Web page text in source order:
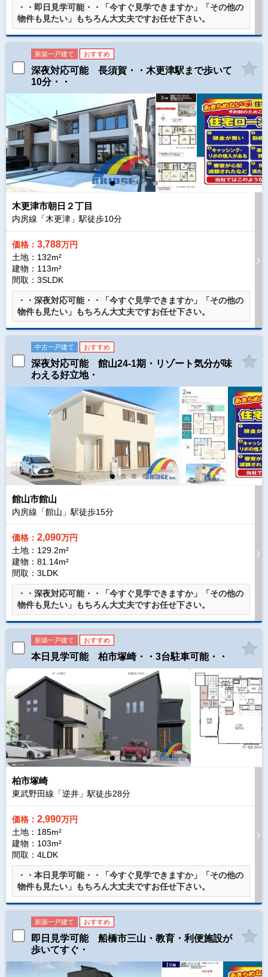
・・即日見学可能・・「今すぐ見学できますか」「その他の
物件も見たい」もちろん大丈夫ですお任せ下さい。
新築一戸建て おすすめ
深夜対応可能 長須賀・・木更津駅まで歩いて
10分・・
木更津市朝日２丁目
内房線「木更津」駅徒歩10分
価格： 3,788万円
土地：132m²
建物：113m²
間取：3SLDK
・・深夜対応可能・・「今すぐ見学できますか」「その他の
物件も見たい」もちろん大丈夫ですお任せ下さい。
中古一戸建て おすすめ
深夜対応可能 館山24-1期・リゾート気分が味
わえる好立地・
館山市館山
内房線「館山」駅徒歩15分
価格： 2,090万円
土地：129.2m²
建物：81.14m²
間取：3LDK
・・深夜対応可能・・「今すぐ見学できますか」「その他の
物件も見たい」もちろん大丈夫ですお任せ下さい。
新築一戸建て おすすめ
本日見学可能 柏市塚崎・・3台駐車可能・・
柏市塚崎
東武野田線「逆井」駅徒歩28分
価格： 2,990万円
土地：185m²
建物：103m²
間取：4LDK
・・本日見学可能・・「今すぐ見学できますか」「その他の
物件も見たい」もちろん大丈夫ですお任せ下さい。
新築一戸建て おすすめ
即日見学可能 船橋市三山・教育・利便施設が
歩いてすぐ・